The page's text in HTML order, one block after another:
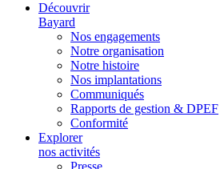
Découvrir
Bayard
Nos engagements
Notre organisation
Notre histoire
Nos implantations
Communiqués
Rapports de gestion & DPEF
Conformité
Explorer
nos activités